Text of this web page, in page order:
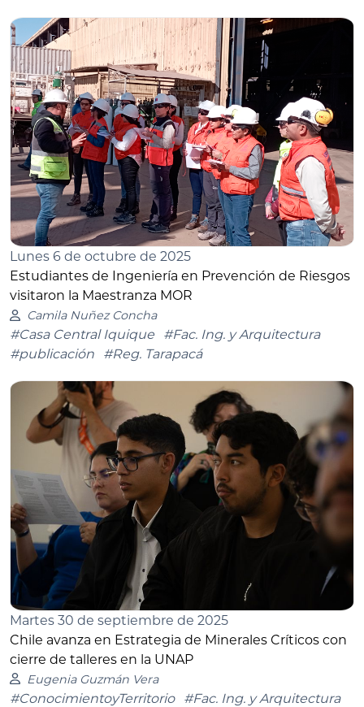
Lunes 6 de octubre de 2025
Estudiantes de Ingeniería en Prevención de Riesgos
visitaron la Maestranza MOR
Camila Nuñez Concha
#Casa Central Iquique
#Fac. Ing. y Arquitectura
#publicación
#Reg. Tarapacá
Martes 30 de septiembre de 2025
Chile avanza en Estrategia de Minerales Críticos con
cierre de talleres en la UNAP
Eugenia Guzmán Vera
#ConocimientoyTerritorio
#Fac. Ing. y Arquitectura